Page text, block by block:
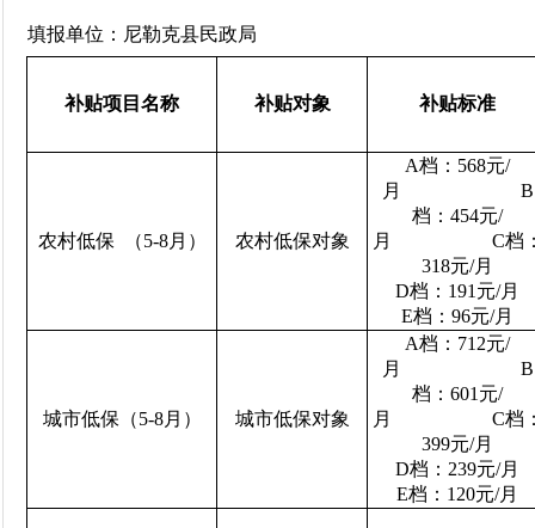
填报单位：尼勒克县民政局
补贴项目名称 补贴对象 补贴标准
农村低保 （5-8月） 农村低保对象
A档： 568元/
月
B
档： 454元/
月
C档
318元/月
D档： 191 元/月
E档： 96元/月
城市低保（5-8月） 城市低保对象
A档： 712元/
月
B
档： 601 元/
月
C档
399元/月
D档： 239元/月
E档： 120元/月